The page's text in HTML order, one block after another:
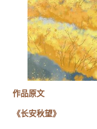
作品原文
《长安秋望》